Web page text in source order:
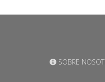
SOBRE